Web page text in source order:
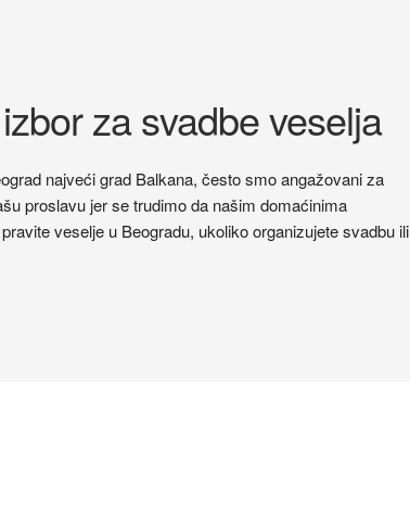
za svadbe veselja
najveći grad Balkana, često smo angažovani za
proslavu jer se trudimo da našim domaćinima
veselje u Beogradu, ukoliko organizujete svadbu ili